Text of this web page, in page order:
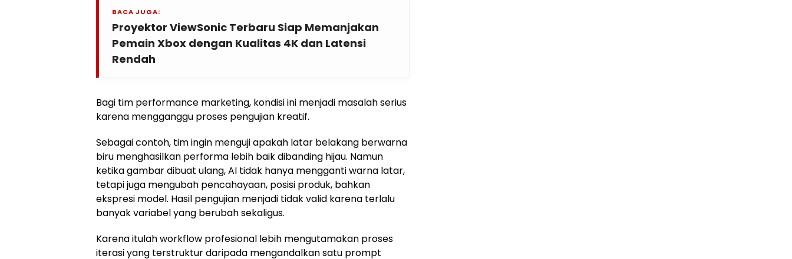
BACA JUGA:
Proyektor ViewSonic Terbaru Siap Memanjakan
Pemain Xbox dengan Kualitas 4K dan Latensi
Rendah
Bagi tim performance marketing, kondisi ini menjadi masalah serius
karena mengganggu proses pengujian kreatif.
Sebagai contoh, tim ingin menguji apakah latar belakang berwarna
biru menghasilkan performa lebih baik dibanding hijau. Namun
ketika gambar dibuat ulang, AI tidak hanya mengganti warna latar,
tetapi juga mengubah pencahayaan, posisi produk, bahkan
ekspresi model. Hasil pengujian menjadi tidak valid karena terlalu
banyak variabel yang berubah sekaligus.
Karena itulah workflow profesional lebih mengutamakan proses
iterasi yang terstruktur daripada mengandalkan satu prompt